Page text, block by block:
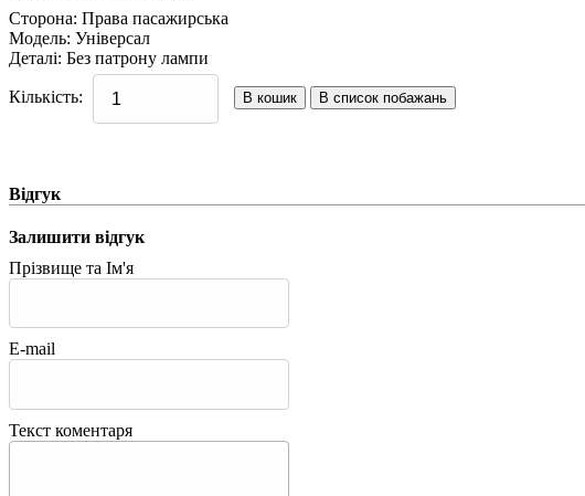
Сторона: Права пасажирська
Модель: Універсал
Деталі: Без патрону лампи
Кількість:
Відгук
Залишити відгук
Прізвище та Ім'я
E-mail
Текст коментаря